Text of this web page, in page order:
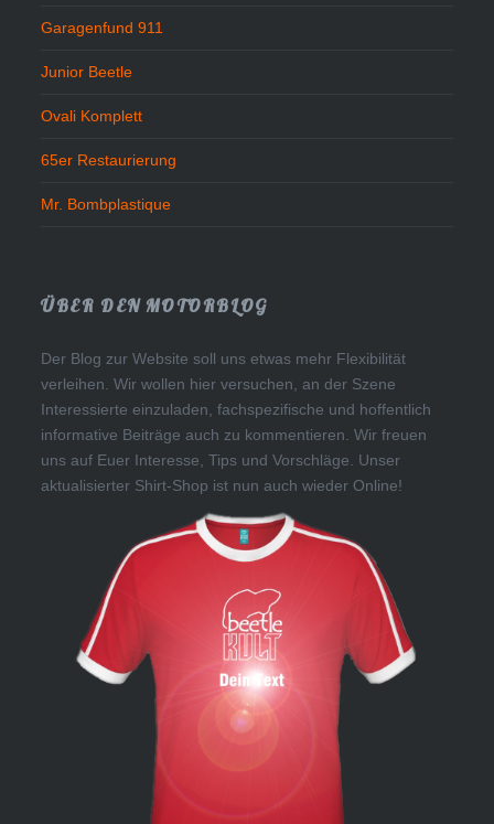
Garagenfund 911
Junior Beetle
Ovali Komplett
65er Restaurierung
Mr. Bombplastique
ÜBER DEN MOTORBLOG
Der Blog zur Website soll uns etwas mehr Flexibilität
verleihen. Wir wollen hier versuchen, an der Szene
Interessierte einzuladen, fachspezifische und hoffentlich
informative Beiträge auch zu kommentieren. Wir freuen
uns auf Euer Interesse, Tips und Vorschläge. Unser
aktualisierter Shirt-Shop ist nun auch wieder Online!